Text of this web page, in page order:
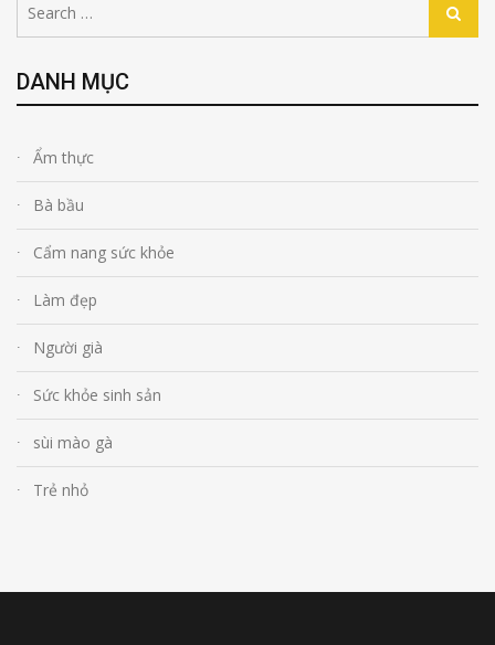
for:
Search
DANH MỤC
Ẩm thực
Bà bầu
Cẩm nang sức khỏe
Làm đẹp
Người già
Sức khỏe sinh sản
sùi mào gà
Trẻ nhỏ